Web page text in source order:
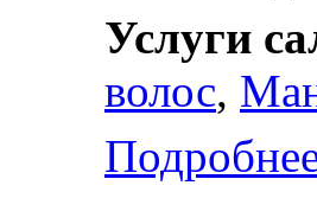
Услуги
волос,